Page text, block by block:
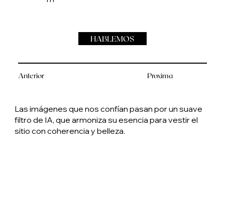
Anterior Proxima
HABLEMOS
Las imágenes que nos confían pasan por un suave
filtro de IA, que armoniza su esencia para vestir el
sitio con coherencia y belleza.